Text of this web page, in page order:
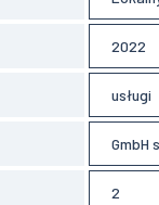
2022
usługi
GmbH
2